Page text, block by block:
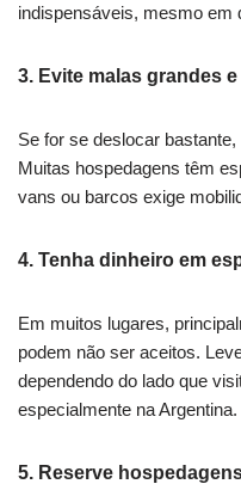
indispensáveis, mesmo em
3. Evite malas grandes
Se for se deslocar
Muitas hospedagens têm
vans ou barcos exige
4. Tenha dinheiro em
Em muitos lugares,
podem não ser aceitos.
dependendo do lado que
especialmente na Argentina.
5. Reserve